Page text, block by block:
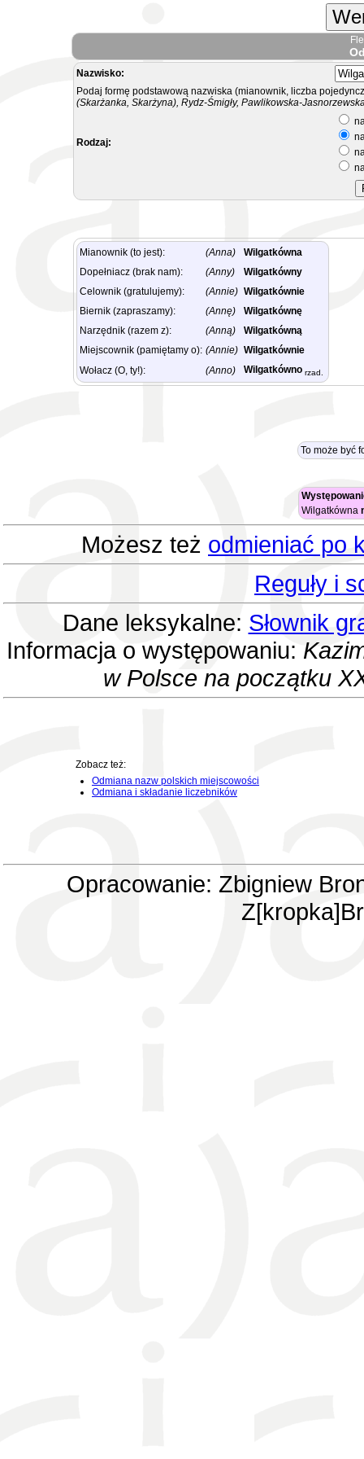
Nazwisko:
Podaj formę podstawową nazwiska (mianownik, liczba
(Skarżanka, Skarżyna), Rydz-Śmigły, Pawlikowska-
Rodzaj:
Mianownik (to jest): (Anna)
Wilgatkówna
Dopełniacz (brak nam):
(Anny)
Wilgatkówny
Celownik (gratulujemy):
(Annie) Wilgatkównie
Biernik (zapraszamy):
(Annę)
Wilgatkównę
Narzędnik (razem z):
(Anną)
Wilgatkówną
Miejscownik (pamiętamy o): (Annie) Wilgatkównie
Wołacz (O, ty!):
(Anno) Wilgatkówno rzad.
To może być
Wilgatkówna
Możesz też odmieniać po
Reguły i
Dane leksykalne: Słownik
Informacja o występowaniu:
w Polsce na początku
Zobacz też:
Odmiana nazw polskich miejscowości
Odmiana i składanie liczebników
Opracowanie: Zbigniew